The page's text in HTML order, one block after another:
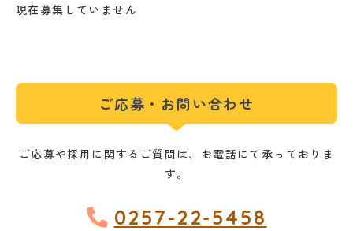
現在募集していません
ご応募・お問い合わせ
ご応募や採用に関するご質問は、お電話にて承っておりま
す。
0257-22-5458